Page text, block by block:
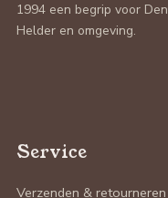
1994 een begrip voor Den
Helder en omgeving.
Service
Verzenden & retourneren